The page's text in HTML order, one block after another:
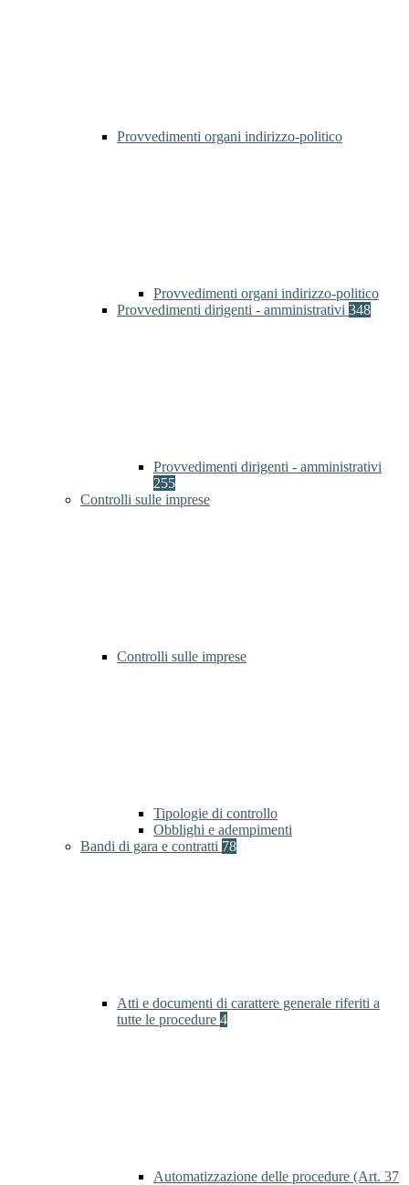
Provvedimenti organi indirizzo-politico
Provvedimenti organi indirizzo-politico
Provvedimenti dirigenti - amministrativi 348
Provvedimenti dirigenti - amministrativi
255
Controlli sulle imprese
Controlli sulle imprese
Tipologie di controllo
Obblighi e adempimenti
Bandi di gara e contratti 78
Atti e documenti di carattere generale riferiti a
tutte le procedure 4
Automatizzazione delle procedure (Art. 37